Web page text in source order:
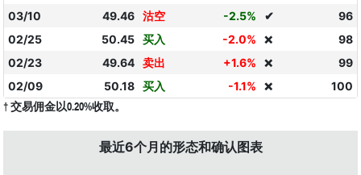
03/10
49.46 沽空 -2.5% ✔
96
02/25
50.45 买入 -2.0% ❌
98
02/23
49.64 卖出 +1.6% ❌
99
02/09
50.18 买入 -1.1% ❌ 100
† 交易佣金以0.20%收取。
最近6个月的形态和确认图表